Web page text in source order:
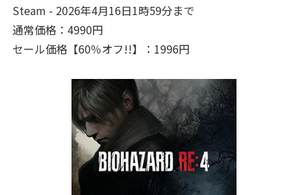
Steam - 2026年4月16日1時59分まで
通常価格：4990円
セール価格【60％オフ!!】：1996円